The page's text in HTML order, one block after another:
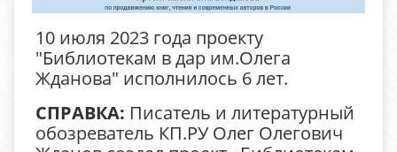
10 июля 2023 года проекту
"Библиотекам в дар им.Олега
Жданова" исполнилось 6 лет.
СПРАВКА: Писатель и литературный
обозреватель КП.РУ Олег Олегович